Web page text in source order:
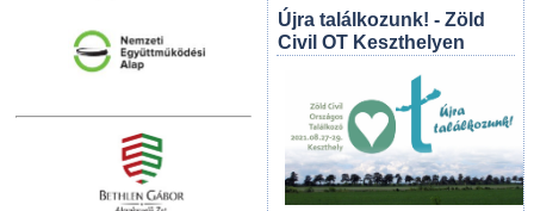
Újra találkozunk! - Zöld
Civil OT Keszthelyen